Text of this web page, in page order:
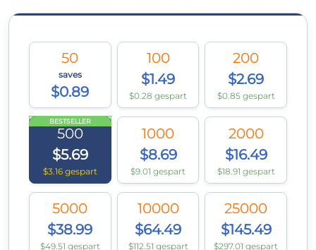
50
saves
$0.89
100
$1.49
$0.28 gespart
200
$2.69
$0.85 gespart
BESTSELLER
500
$5.69
$3.16 gespart
1000
$8.69
$9.01 gespart
2000
$16.49
$18.91 gespart
5000
$38.99
$49.51 gespart
10000
$64.49
$112.51 gespart
25000
$145.49
$297.01 gespart